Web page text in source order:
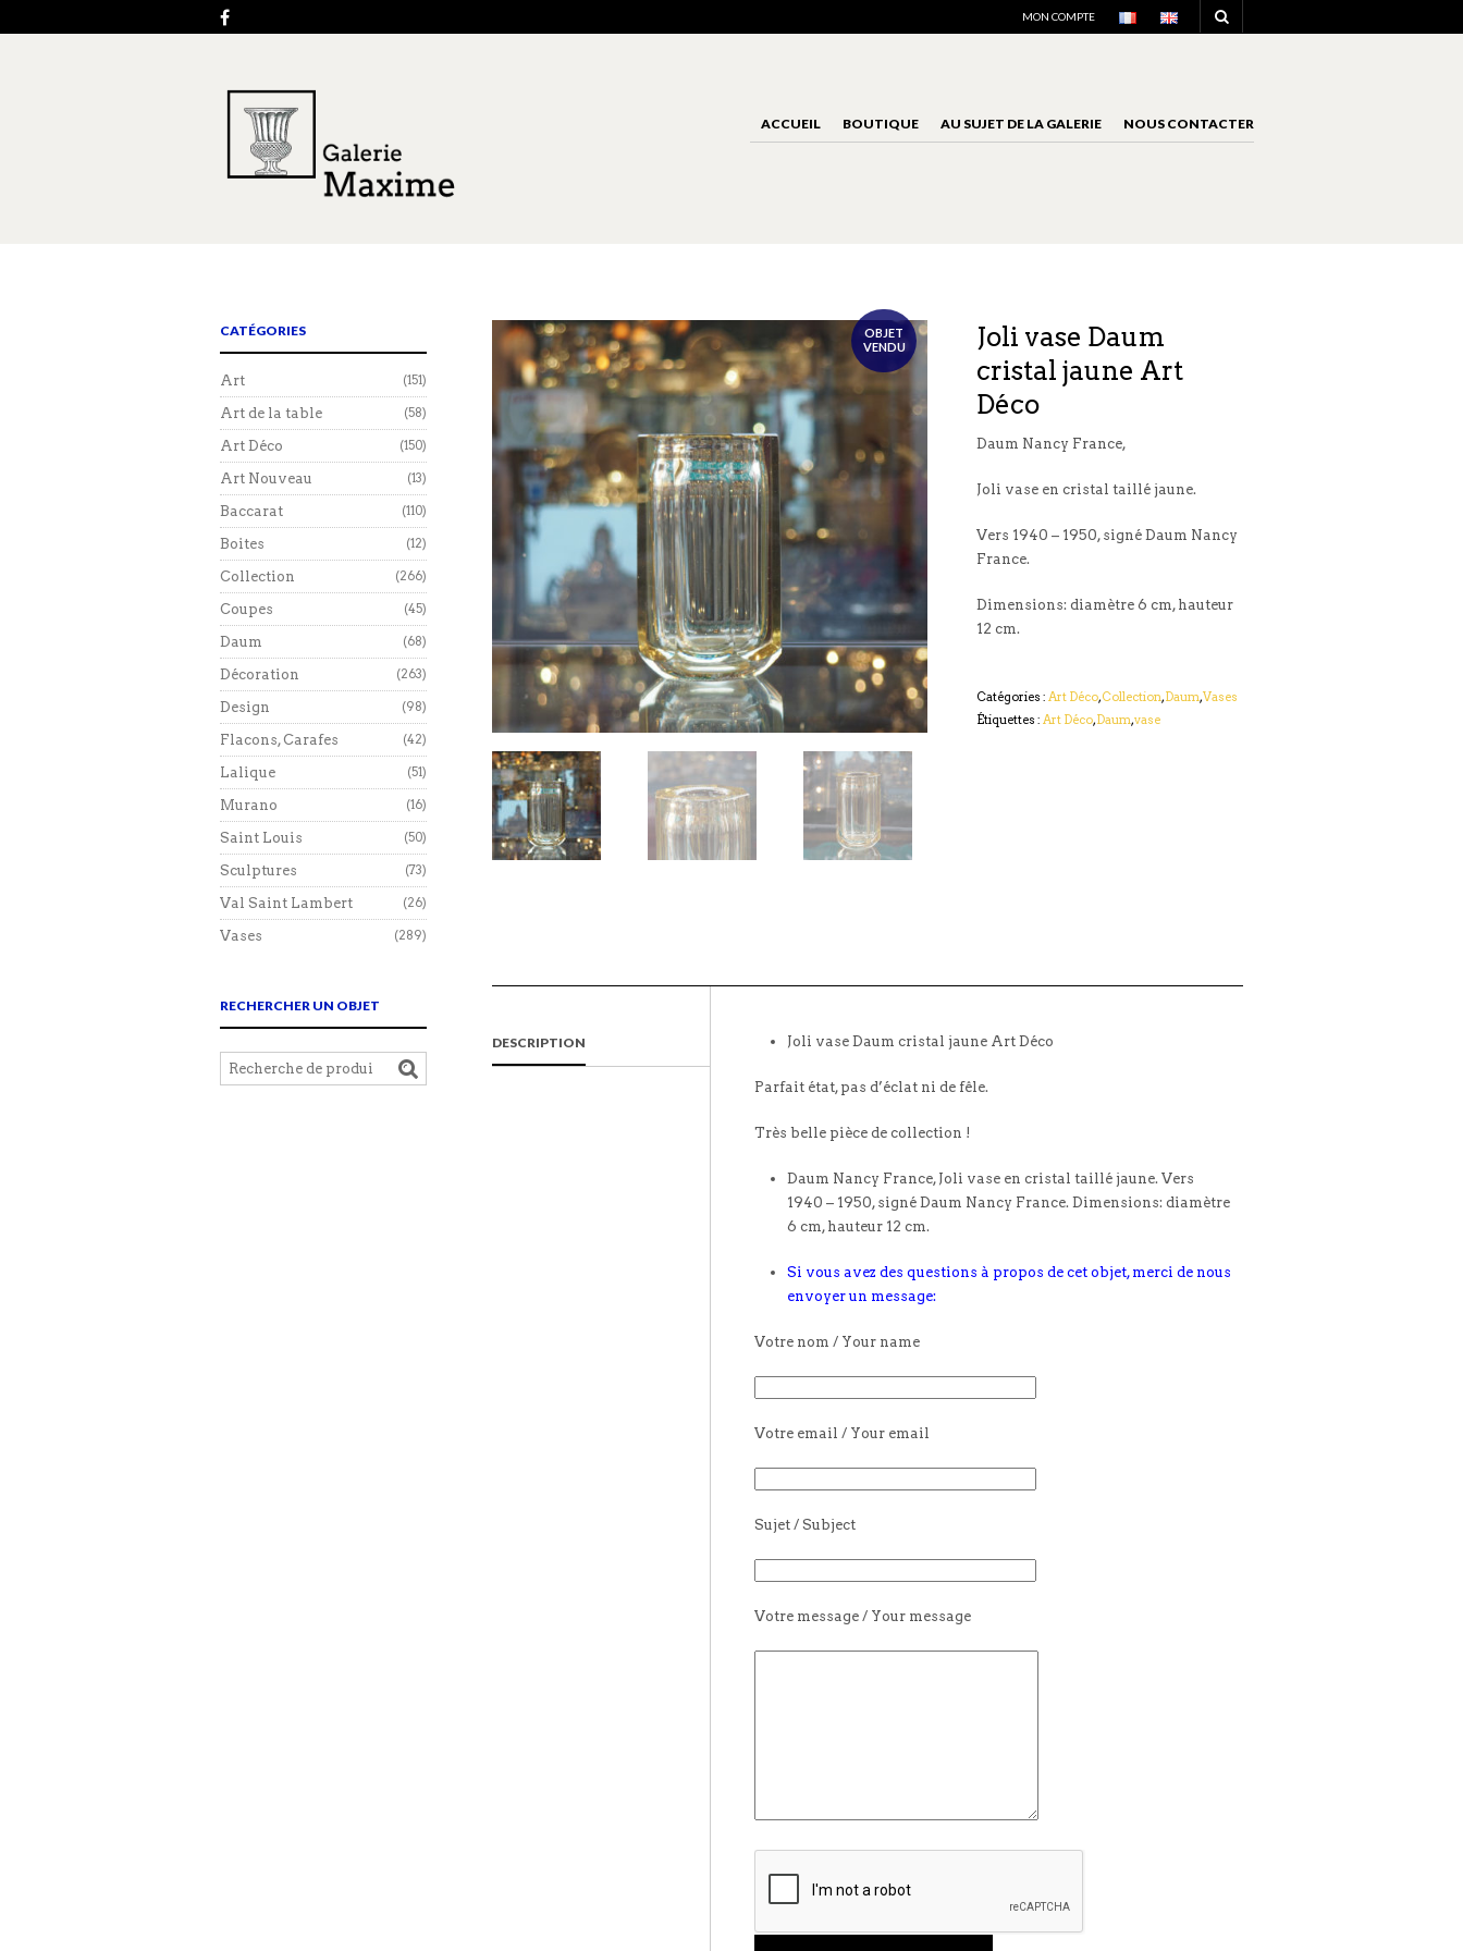
MON COMPTE
ACCUEIL BOUTIQUE AU SUJET DE LA GALERIE NOUS CONTACTER
OBJET
VENDU
Joli vase Daum
cristal jaune Art
Déco
Daum Nancy France,
Joli vase en cristal taillé jaune.
Vers 1940 – 1950, signé Daum Nancy
France.
Dimensions: diamètre 6 cm, hauteur
12 cm.
Catégories : Art Déco,Collection,Daum,Vases
Étiquettes : Art Déco,Daum,vase
DESCRIPTION Joli vase Daum cristal jaune Art Déco
Parfait état, pas d’éclat ni de fêle.
Très belle pièce de collection !
Daum Nancy France, Joli vase en cristal taillé jaune. Vers
1940 – 1950, signé Daum Nancy France. Dimensions: diamètre
6 cm, hauteur 12 cm.
Si vous avez des questions à propos de cet objet, merci de nous
envoyer un message:
Votre nom / Your name
Votre email / Your email
Sujet / Subject
Votre message / Your message
CATÉGORIES
Art (151)
Art de la table (58)
Art Déco (150)
Art Nouveau (13)
Baccarat (110)
Boites (12)
Collection (266)
Coupes (45)
Daum (68)
Décoration (263)
Design (98)
Flacons, Carafes (42)
Lalique (51)
Murano (16)
Saint Louis (50)
Sculptures (73)
Val Saint Lambert (26)
Vases (289)
RECHERCHER UN OBJET